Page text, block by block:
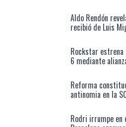
Aldo Rendón
recibió de Luis
Rockstar estrena
6 mediante
Reforma
antinomia en la
Rodri irrumpe en